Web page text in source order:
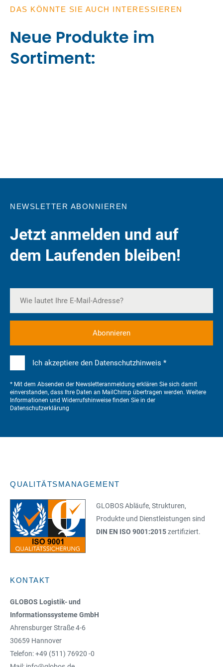
DAS KÖNNTE SIE AUCH INTERESSIEREN
Neue Produkte im
Sortiment:
NEWSLETTER ABONNIEREN
Jetzt anmelden und auf
dem Laufenden bleiben!
Ich akzeptiere den Datenschutzhinweis *
* Mit dem Absenden der Newsletteranmeldung erklären Sie sich damit
einverstanden, dass Ihre Daten an MailChimp übertragen werden. Weitere
Informationen und Widerrufshinweise finden Sie in der
Datenschutzerklärung
QUALITÄTSMANAGEMENT
GLOBOS Abläufe, Strukturen,
Produkte und Dienstleistungen sind
DIN EN ISO 9001:2015zertifiziert.
KONTAKT
GLOBOS Logistik- und
Informationssysteme GmbH
Ahrensburger Straße 4-6
30659 Hannover
Telefon: +49 (511) 76920 -0